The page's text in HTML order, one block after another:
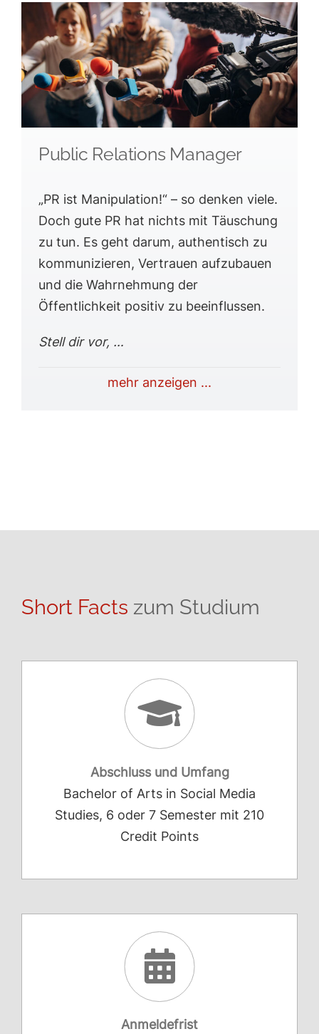
Public Relations Manager
„PR ist Manipulation!“ – so denken viele.
Doch gute PR hat nichts mit Täuschung
zu tun. Es geht darum, authentisch zu
kommunizieren, Vertrauen aufzubauen
und die Wahrnehmung der
Öffentlichkeit positiv zu beeinflussen.
Stell dir vor, …
mehr anzeigen ...
Short Facts zum Studium
Abschluss und Umfang
Bachelor of Arts in Social Media
Studies, 6 oder 7 Semester mit 210
Credit Points
Anmeldefrist